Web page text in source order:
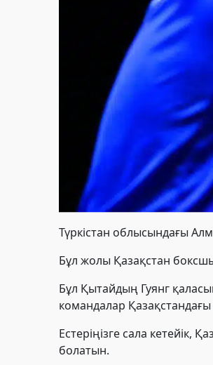
Түркістан облысындағы
Бұл жолы Қазақстан
Бұл Қытайдың Гуянг
командалар
Естеріңізге сала
болатын.